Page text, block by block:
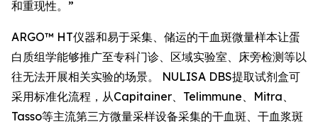
和重现性。”
ARGO™ HT仪器和易于采集、储运的干血斑微量样本让蛋
白质组学能够推广至专科门诊、区域实验室、床旁检测等以
往无法开展相关实验的场景。 NULISA DBS提取试剂盒可
采用标准化流程，从Capitainer、Telimmune、Mitra、
Tasso等主流第三方微量采样设备采集的干血斑、干血浆斑